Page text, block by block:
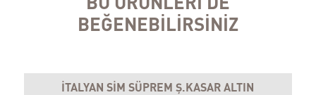
BEĞENEBİLİRSİNİZ
İTALYAN SİM SÜPREM Ş.KASAR ALTIN